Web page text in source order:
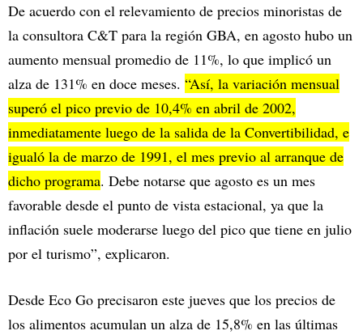
De acuerdo con el relevamiento de precios minoristas de
la consultora C&T para la región GBA, en agosto hubo un
aumento mensual promedio de 11%, lo que implicó un
alza de 131% en doce meses. “Así, la variación mensual
superó el pico previo de 10,4% en abril de 2002,
inmediatamente luego de la salida de la Convertibilidad, e
igualó la de marzo de 1991, el mes previo al arranque de
dicho programa. Debe notarse que agosto es un mes
favorable desde el punto de vista estacional, ya que la
inflación suele moderarse luego del pico que tiene en julio
por el turismo”, explicaron.
Desde Eco Go precisaron este jueves que los precios de
los alimentos acumulan un alza de 15,8% en las últimas